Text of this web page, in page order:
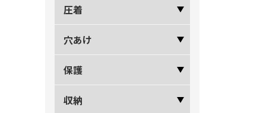
圧着
穴あけ
保護
収納